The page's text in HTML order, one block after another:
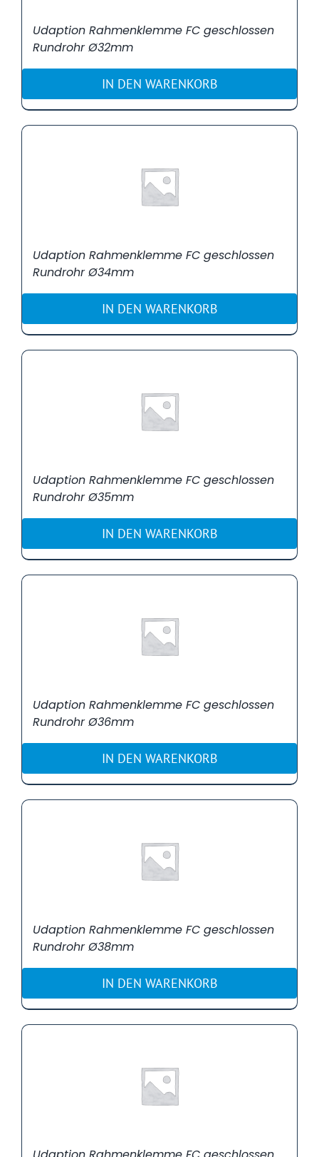
Udaption Rahmenklemme FC geschlossen
Rundrohr Ø32mm
IN DEN WARENKORB
Udaption Rahmenklemme FC geschlossen
Rundrohr Ø34mm
IN DEN WARENKORB
Udaption Rahmenklemme FC geschlossen
Rundrohr Ø35mm
IN DEN WARENKORB
Udaption Rahmenklemme FC geschlossen
Rundrohr Ø36mm
IN DEN WARENKORB
Udaption Rahmenklemme FC geschlossen
Rundrohr Ø38mm
IN DEN WARENKORB